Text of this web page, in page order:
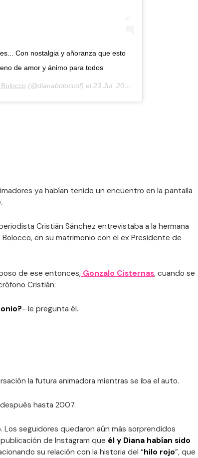
Con nostalgia y añoranza que esto
de amor y ánimo para todos
(@dianaboloccof) el 23 Jul, 2020 a las 4:57 PDT
ya habían tenido un encuentro en la pantalla
Cristián Sánchez entrevistaba a la hermana
Bolocco, en su matrimonio con el ex Presidente de
de ese entonces, Gonzalo Cisternas, cuando se
Cristián:
- le pregunta él.
la futura animadora mientras se iba el auto.
hasta 2007.
Los seguidores quedaron aún más sorprendidos
de Instagram que él y Diana habían sido
su relación con la historia del “hilo rojo”, que